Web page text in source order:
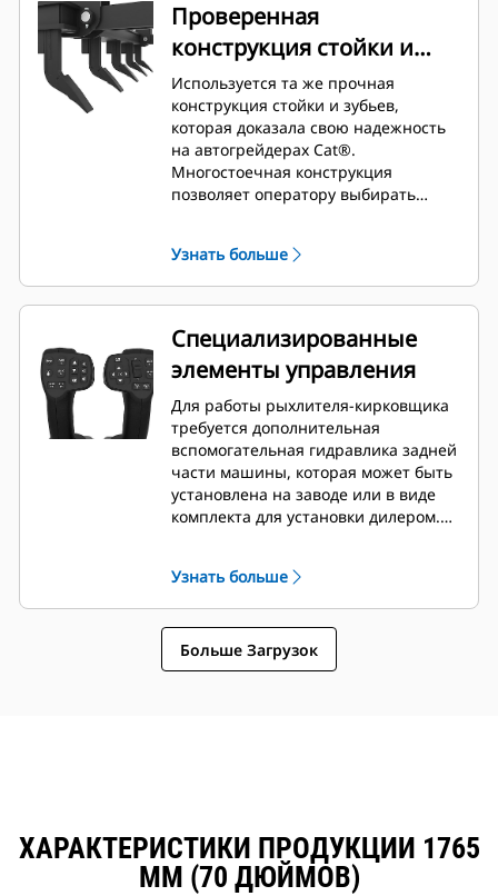
Проверенная
конструкция стойки и
зубьев
Используется та же прочная
конструкция стойки и зубьев,
которая доказала свою надежность
на автогрейдерах Cat®.
Многостоечная конструкция
позволяет оператору выбирать
зубья являются съемными и
заменяемыми.
Узнать больше
Специализированные
элементы управления
Для работы рыхлителя-кирковщика
требуется дополнительная
вспомогательная гидравлика задней
части машины, которая может быть
установлена на заводе или в виде
комплекта для установки дилером.
джойстика (Aux 9 / Aux 10).
Узнать больше
Больше Загрузок
ХАРАКТЕРИСТИКИ ПРОДУКЦИИ 1765
ММ (70 ДЮЙМОВ)